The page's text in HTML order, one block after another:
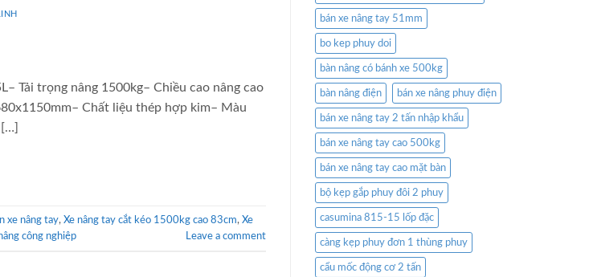
LINH
Tải trọng nâng 1500kg– Chiều cao nâng cao
Chất liệu thép hợp kim– Màu
xe nâng tay, Xe nâng tay cắt kéo 1500kg cao 83cm, Xe
công nghiệp Leave a comment
bán xe nâng tay 51mm
bo kep phuy doi
bàn nâng có bánh xe 500kg
bàn nâng điện bán xe nâng phuy điện
bán xe nâng tay 2 tấn nhập khẩu
bán xe nâng tay cao 500kg
bán xe nâng tay cao mặt bàn
bộ kẹp gắp phuy đôi 2 phuy
casumina 815-15 lốp đặc
càng kẹp phuy đơn 1 thùng phuy
cẩu mốc động cơ 2 tấn